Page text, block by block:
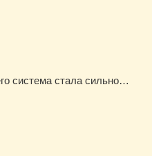
система стала сильно…